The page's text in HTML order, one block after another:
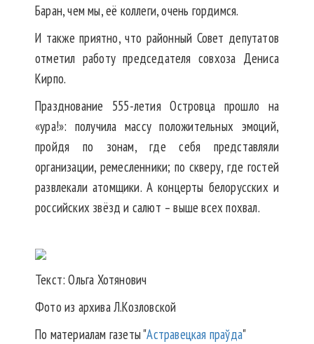
Баран, чем мы, её коллеги, очень гордимся.
И также приятно, что районный Совет депутатов
отметил работу председателя совхоза Дениса
Кирпо.
Празднование 555-летия Островца прошло на
«ура!»: получила массу положительных эмоций,
пройдя по зонам, где себя представляли
организации, ремесленники; по скверу, где гостей
развлекали атомщики. А концерты белорусских и
российских звёзд и салют – выше всех похвал.
Текст: Ольга Хотянович
Фото из архива Л.Козловской
По материалам газеты "Астравецкая праўда"